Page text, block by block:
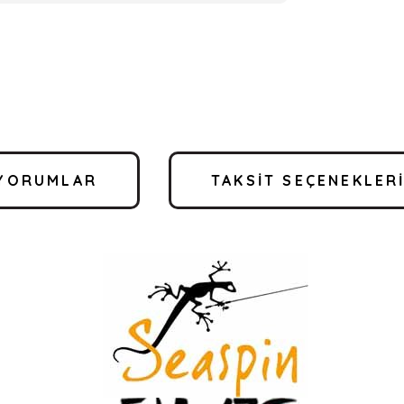
TAKSIT SEÇENEKLERI